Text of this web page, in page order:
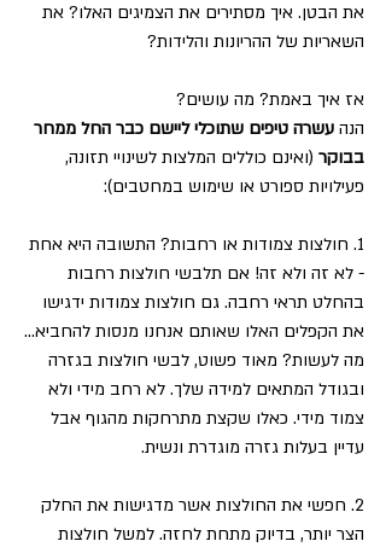
את הבטן. איך מסתירים את הצמיגים האלו? את
השאריות של ההריונות והלידות?
אז איך באמת? מה עושים?
הנה עשרה טיפים שתוכלי ליישם כבר החל ממחר
בבוקר (ואינם כוללים המלצות לשינויי תזונה,
פעילויות ספורט או שימוש במחטבים):
1. חולצות צמודות או רחבות? התשובה היא אחת
- לא זה ולא זה! אם תלבשי חולצות רחבות
בהחלט תראי רחבה. גם חולצות צמודות ידגישו
את הקפלים האלו שאותם אנחנו מנסות להחביא...
מה לעשות? מאוד פשוט, לבשי חולצות בגזרה
ובגודל המתאים למידה שלך. לא רחב מידי ולא
צמוד מידי. כאלו שקצת מתרחקות מהגוף אבל
עדיין בעלות גזרה מוגדרת ונשית.
2. חפשי את החולצות אשר מדגישות את החלק
הצר יותר, בדיוק מתחת לחזה. למשל חולצות